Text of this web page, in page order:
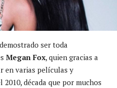
ser toda
Megan Fox, quien gracias a
en varias películas y
década que por muchos